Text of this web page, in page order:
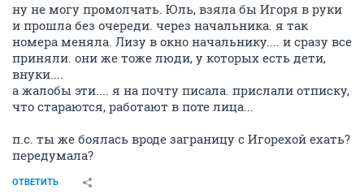
ну не могу промолчать. Юль, взяла бы Игоря в руки
и прошла без очереди. через начальника. я так
номера меняла. Лизу в окно начальнику.... и сразу все
приняли. они же тоже люди, у которых есть дети,
внуки....
а жалобы эти.... я на почту писала. прислали отписку,
что стараются, работают в поте лица...
п.с. ты же боялась вроде заграницу с Игорехой ехать?
передумала?
ОТВЕТИТЬ